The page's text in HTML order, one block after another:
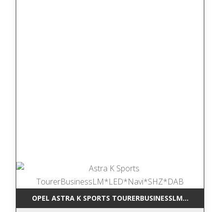
OPEL ASTRA K SPORTS